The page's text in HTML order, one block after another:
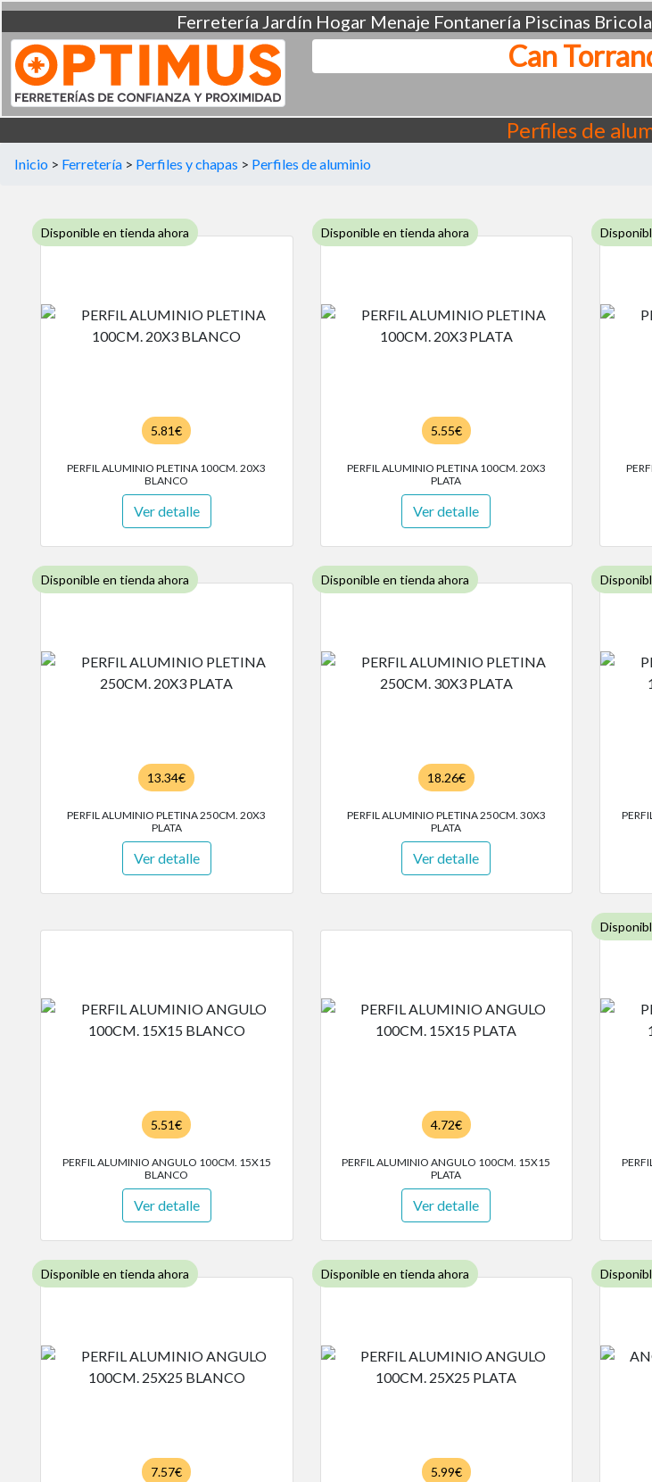
Ferretería Jardín Hogar Menaje Fontanería Piscinas
Can
Perfiles de
Inicio > Ferretería > Perfiles y chapas > Perfiles de aluminio
Disponible en tienda ahora
5.81€
PERFIL ALUMINIO PLETINA 100CM. 20X3
BLANCO
Ver detalle
Disponible en tienda ahora
5.55€
PERFIL ALUMINIO PLETINA 100CM. 20X3
PLATA
Ver detalle
Disponible en tienda ahora
13.34€
PERFIL ALUMINIO PLETINA 250CM. 20X3
PLATA
Ver detalle
Disponible en tienda ahora
18.26€
PERFIL ALUMINIO PLETINA 250CM. 30X3
PLATA
Ver detalle
5.51€
PERFIL ALUMINIO ANGULO 100CM. 15X15
BLANCO
Ver detalle
4.72€
PERFIL ALUMINIO ANGULO 100CM. 15X15
PLATA
Ver detalle
Disponible en tienda ahora
7.57€
Disponible en tienda ahora
5.99€